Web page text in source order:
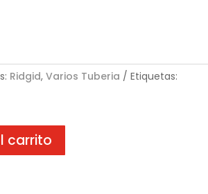
Ridgid, Varios Tuberia Etiquetas:
carrito